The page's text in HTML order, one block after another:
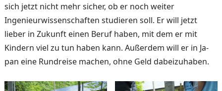
sich jetzt nicht mehr sicher, ob er noch weiter
Ingenieurwissen­schaften studieren soll. Er will jetzt
lieber in Zukunft einen Beruf haben, mit dem er mit
Kindern viel zu tun haben kann. Außerdem will er in Ja­
pan eine Rundreise machen, ohne Geld dabeizuhaben.